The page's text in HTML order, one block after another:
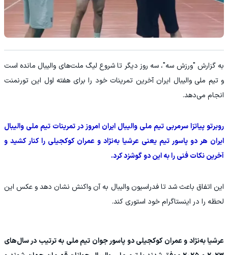
به گزارش "ورزش سه"، سه روز دیگر تا شروع لیگ ملت‌های والیبال مانده است
و تیم ملی والیبال ایران آخرین تمرینات خود را برای هفته اول این تورنمنت
انجام می‌دهد.
روبرتو پیاتزا سرمربی تیم ملی والیبال ایران امروز در تمرینات تیم ملی والیبال
ایران هر دو پاسور تیم یعنی عرشیا به‌نژاد و عمران کوکجیلی را کنار کشید و
آخرین نکات فنی را به این دو گوشزد کرد.
این اتفاق باعث شد تا فدراسیون والیبال به آن واکنش نشان دهد و عکس این
لحظه را در اینستاگرام خود استوری کند.
عرشیا به‌نژاد و عمران کوکجیلی دو پاسور جوان تیم ملی به ترتیب در سال‌های